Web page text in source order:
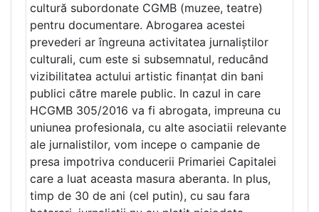
cultură subordonate CGMB (muzee, teatre)
pentru documentare. Abrogarea acestei
prevederi ar îngreuna activitatea jurnaliștilor
culturali, cum este si subsemnatul, reducând
vizibilitatea actului artistic finanțat din bani
publici către marele public. In cazul in care
HCGMB 305/2016 va fi abrogata, impreuna cu
uniunea profesionala, cu alte asociatii relevante
ale jurnalistilor, vom incepe o campanie de
presa impotriva conducerii Primariei Capitalei
care a luat aceasta masura aberanta. In plus,
timp de 30 de ani (cel putin), cu sau fara